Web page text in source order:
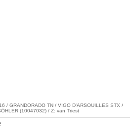
/ GRANDORADO TN / VIGO D'ARSOUILLES STX /
(10047032) / Z: van Triest